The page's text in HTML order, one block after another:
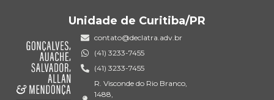
Unidade de Curitiba/PR
contato@declatra.adv.br
(41) 3233-7455
(41) 3233-7455
R. Visconde do Rio Branco,
1488,